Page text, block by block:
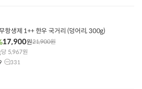
항생제 1++ 한우 국거리 (덩어리, 300g)
17,900원21,900원
5,967원
331